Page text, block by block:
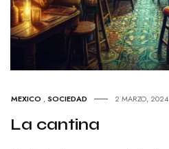
MEXICO , SOCIEDAD 2 MARZO, 2024
La cantina